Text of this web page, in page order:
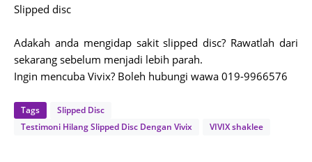
Slipped disc
Adakah anda mengidap sakit slipped disc? Rawatlah dari
sekarang sebelum menjadi lebih parah.
Ingin mencuba Vivix? Boleh hubungi wawa 019-9966576
Tags
Slipped Disc
Testimoni Hilang Slipped Disc Dengan Vivix
VIVIX shaklee